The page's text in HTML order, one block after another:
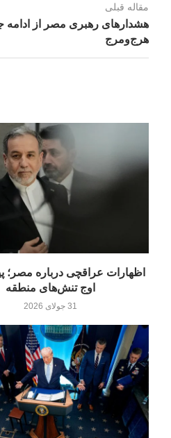
مقاله قبلی
هشدارهای رهبری مصر از
هرج‌ومرج
اظهارات عراقچی درباره مصر؛
اوج تنش‌های منطقه
31 جولای 2026